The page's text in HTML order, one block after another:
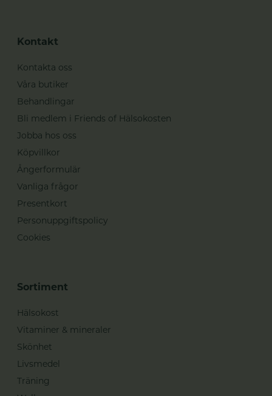
Kontakt
Kontakta oss
Våra butiker
Behandlingar
Bli medlem i Friends of Hälsokosten
Jobba hos oss
Köpvillkor
Ångerformulär
Vanliga frågor
Presentkort
Personuppgiftspolicy
Cookies
Sortiment
Hälsokost
Vitaminer & mineraler
Skönhet
Livsmedel
Träning